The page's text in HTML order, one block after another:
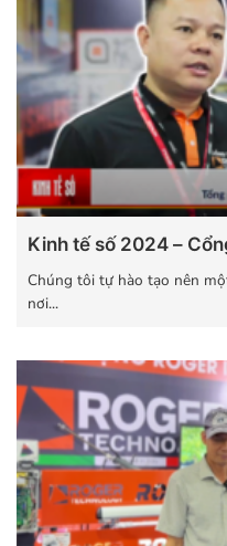
Kinh tế số 2024 –
Chúng tôi tự hào tạo nên
nơi...